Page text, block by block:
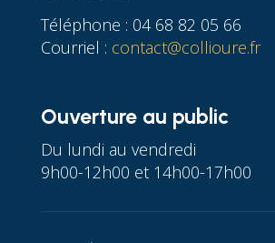
Téléphone : 04 68 82 05 66
Courriel : contact@collioure.fr
Ouverture au public
Du lundi au vendredi
9h00-12h00 et 14h00-17h00